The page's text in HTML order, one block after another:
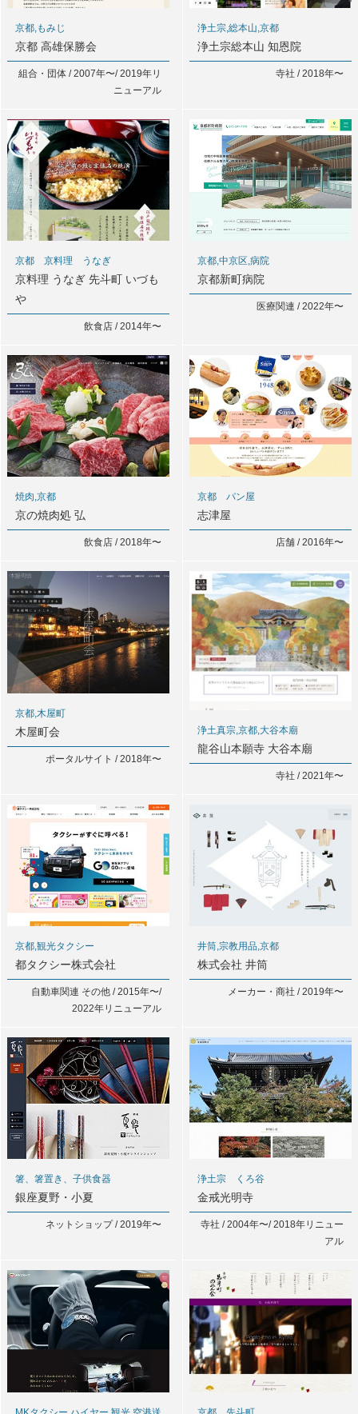
京都,もみじ
京都 高雄保勝会
組合・団体 / 2007年〜/ 2019年リ
ニューアル
浄土宗,総本山,京都
浄土宗総本山 知恩院
寺社 / 2018年〜
京都 京料理 うなぎ
京料理 うなぎ 先斗町 いづも
や
飲食店 / 2014年〜
京都,中京区,病院
京都新町病院
医療関連 / 2022年〜
焼肉,京都
京の焼肉処 弘
飲食店 / 2018年〜
京都 パン屋
志津屋
店舗 / 2016年〜
京都,木屋町
木屋町会
ポータルサイト / 2018年〜
浄土真宗,京都,大谷本廟
龍谷山本願寺 大谷本廟
寺社 / 2021年〜
京都,観光タクシー
都タクシー株式会社
自動車関連 その他 / 2015年〜/
2022年リニューアル
井筒,宗教用品,京都
株式会社 井筒
メーカー・商社 / 2019年〜
箸、箸置き、子供食器
銀座夏野・小夏
ネットショップ / 2019年〜
浄土宗 くろ谷
金戒光明寺
寺社 / 2004年〜/ 2018年リニュー
アル